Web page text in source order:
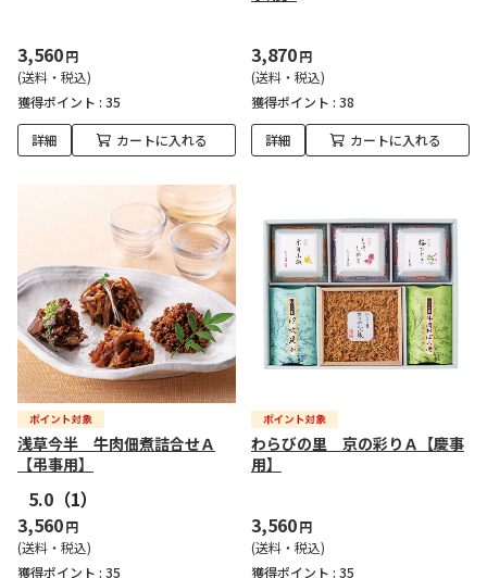
3,560円
(送料・税込)
獲得ポイント : 35
詳細 カートに入れる
3,870円
(送料・税込)
獲得ポイント : 38
詳細 カートに入れる
浅草今半 牛肉佃煮詰合せＡ
【弔事用】
5.0 （1）
3,560円
(送料・税込)
獲得ポイント : 35
わらびの里 京の彩りＡ【慶事
用】
3,560円
(送料・税込)
獲得ポイント : 35